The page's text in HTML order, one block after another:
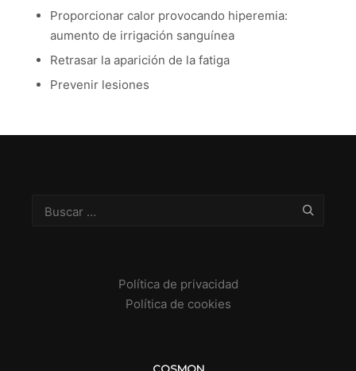
Proporcionar calor provocando hiperemia:
aumento de irrigación sanguínea
Retrasar la aparición de la fatiga
Prevenir lesiones
Política de privacidad
Política de cookies